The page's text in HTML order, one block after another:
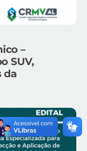
–
SUV,
da